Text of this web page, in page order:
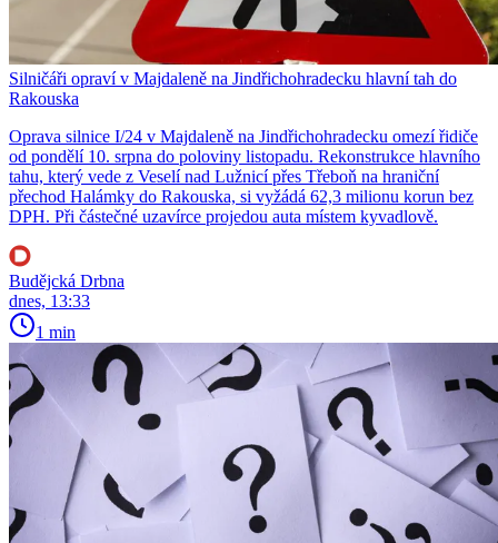
Silničáři opraví v Majdaleně na Jindřichohradecku hlavní tah do
Rakouska
Oprava silnice I/24 v Majdaleně na Jindřichohradecku omezí řidiče
od pondělí 10. srpna do poloviny listopadu. Rekonstrukce hlavního
tahu, který vede z Veselí nad Lužnicí přes Třeboň na hraniční
přechod Halámky do Rakouska, si vyžádá 62,3 milionu korun bez
DPH. Při částečné uzavírce projedou auta místem kyvadlově.
Budějcká Drbna
dnes, 13:33
1 min